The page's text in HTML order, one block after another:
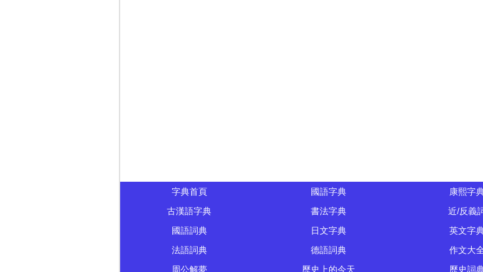
字典首頁 國語字典 康熙字
古漢語字典
書法字典 近/反義
國語詞典
日文字典 英文字
法語詞典
德語詞典 作文大
周公解夢
歷史上的今天 歷史詞